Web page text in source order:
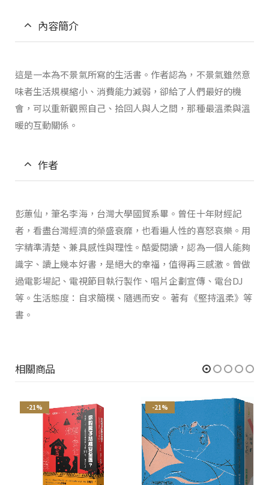
內容簡介
這是一本為不景氣所寫的生活書。作者認為，不景氣雖然意
味者生活規模縮小、消費能力減弱，卻給了人們最好的機
會，可以重新觀照自己、拾回人與人之間，那種最溫柔與溫
暖的互動關係。
作者
彭蕙仙，筆名李海，台灣大學國貿系畢。曾任十年財經記
者，看盡台灣經濟的榮盛衰靡，也看遍人性的喜怒哀樂。用
字精準清楚、兼具感性與理性。酷愛閱讀，認為一個人能夠
識字、讀上幾本好書，是絕大的幸福，值得再三感激。曾做
過電影場記、電視節目執行製作、唱片企劃宣傳、電台DJ
等。生活態度：自求簡樸、隨遇而安。 著有《堅持溫柔》等
書。
相關商品
-21% -21%